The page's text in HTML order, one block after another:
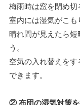
梅雨時は窓を閉め切
室内には湿気がこも
晴れ間が見えたら
う。
空気の入れ替えを
できます。
② 布団の湿気対策を